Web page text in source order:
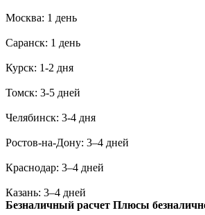
Москва: 1 день
Саранск: 1 день
Курск: 1-2 дня
Томск: 3-5 дней
Челябинск: 3-4 дня
Ростов-на-Дону: 3–4 дней
Краснодар: 3–4 дней
Казань: 3–4 дней
Безналичный расчет Плюсы